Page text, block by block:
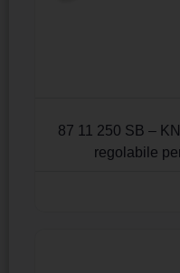
87 11 250 SB –
regolabile